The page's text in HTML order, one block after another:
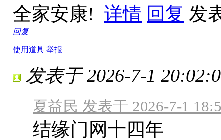
全家安康! 详情 回复 发
回复
使用道具 举报
发表于 2026-7-1
夏益民 发表于 2026-7-1
结缘门网十四年